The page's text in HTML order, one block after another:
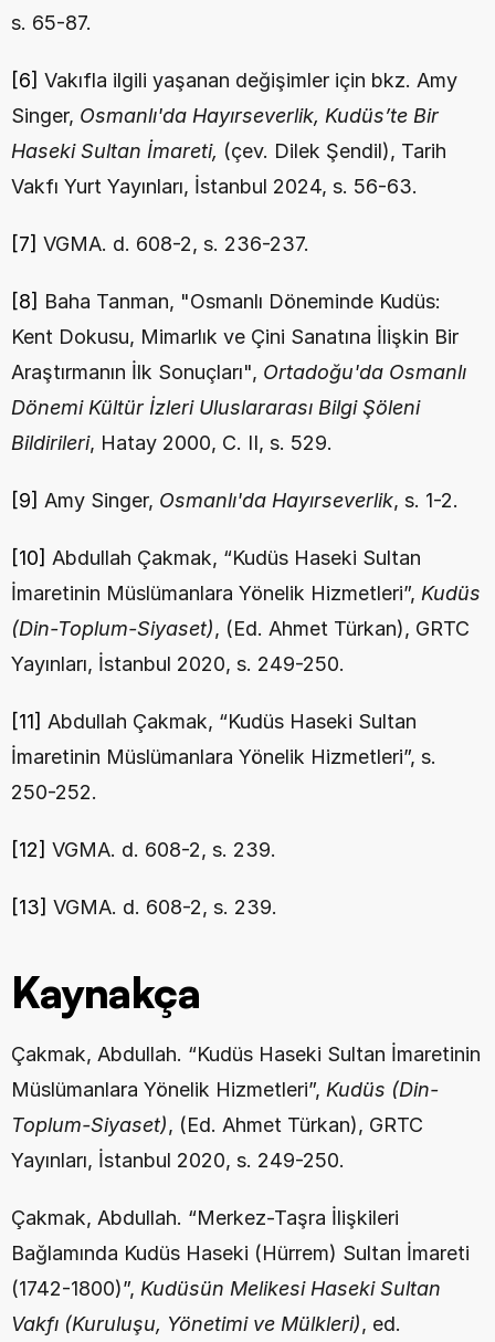
s. 65-87.
[6] Vakıfla ilgili yaşanan değişimler için bkz. Amy
Singer, Osmanlı'da Hayırseverlik, Kudüs’te Bir
Haseki Sultan İmareti, (çev. Dilek Şendil), Tarih
Vakfı Yurt Yayınları, İstanbul 2024, s. 56-63.
[7] VGMA. d. 608-2, s. 236-237.
[8] Baha Tanman, "Osmanlı Döneminde Kudüs:
Kent Dokusu, Mimarlık ve Çini Sanatına İlişkin Bir
Araştırmanın İlk Sonuçları", Ortadoğu'da Osmanlı
Dönemi Kültür İzleri Uluslararası Bilgi Şöleni
Bildirileri, Hatay 2000, C. II, s. 529.
[9] Amy Singer, Osmanlı'da Hayırseverlik, s. 1-2.
[10] Abdullah Çakmak, “Kudüs Haseki Sultan
İmaretinin Müslümanlara Yönelik Hizmetleri”, Kudüs
(Din-Toplum-Siyaset), (Ed. Ahmet Türkan), GRTC
Yayınları, İstanbul 2020, s. 249-250.
[11] Abdullah Çakmak, “Kudüs Haseki Sultan
İmaretinin Müslümanlara Yönelik Hizmetleri”, s.
250-252.
[12] VGMA. d. 608-2, s. 239.
[13] VGMA. d. 608-2, s. 239.
Kaynakça
Çakmak, Abdullah. “Kudüs Haseki Sultan İmaretinin
Müslümanlara Yönelik Hizmetleri”, Kudüs (Din-
Toplum-Siyaset), (Ed. Ahmet Türkan), GRTC
Yayınları, İstanbul 2020, s. 249-250.
Çakmak, Abdullah. “Merkez-Taşra İlişkileri
Bağlamında Kudüs Haseki (Hürrem) Sultan İmareti
(1742-1800)”, Kudüsün Melikesi Haseki Sultan
Vakfı (Kuruluşu, Yönetimi ve Mülkleri), ed.